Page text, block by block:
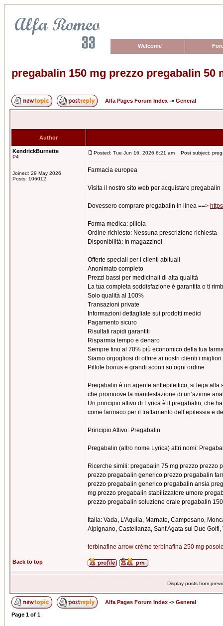
Welcome
pregabalin 150 mg prezzo pregabalin 50
Alfa Pages Forum Index -> General
Author
KendrickBurnette
P4
Joined: 29 May 2026
Posts: 106012
Posted: Tue Jun 16, 2026 6:21 am Post subject:
Farmacia europea
Visita il nostro sito web per acquistare pregabalin
Dovessero comprare pregabalin in linea ==>
Forma medica: pillola
Ordine richiesto: Nessuna prescrizione richiesta
Disponibilità: In magazzino!
Offerte speciali per i clienti abituali
Anonimato completo
Prezzi bassi per medicinali di alta qualità
La tua completa soddisfazione è garantita o ti
Solo qualità al 100%
Transazioni private
Informazioni dettagliate sui prodotti medici
Pagamento sicuro
Risultati rapidi garantiti
Risparmia tempo e denaro
Sempre fino al 70% più economico della tua
Siamo orgogliosi di offrire ai nostri clienti i
Pillole bonus e grandi sconti su ogni ordine
Pregabalin è un agente antiepilettico, si lega
che promuove la manifestazione di un’azione
Un principio attivo di Lyrica è il pregabalin, che
come farmaco per il trattamento dell’epilessia e
Principio Attivo: Pregabalin
Pregabalin (altro nome Lyrica) altri nomi:
Ricerche simili: pregabalin 75 mg prezzo prezzo
prezzo pregabalin generico prezzo pregabalin
prezzo pregabalin generico pregabalin ansia
mg prezzo pregabalin stabilizzatore umore
prezzo pregabalin soluzione orale pregabalin
Italia: Vada, L'Aquila, Marnate, Camposano,
Alpignano, Castellanza, Sant'Agata sui Due
terbinafine arrow crème terbinafina 250 mg
Back to top
Display posts from
Alfa Pages Forum Index -> General
Page 1 of 1